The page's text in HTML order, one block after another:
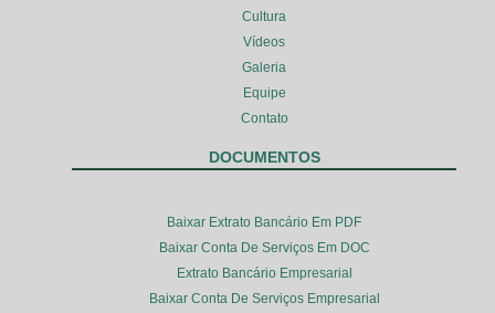
Cultura
Vídeos
Galeria
Equipe
Contato
DOCUMENTOS
Baixar Extrato Bancário Em PDF
Baixar Conta De Serviços Em DOC
Extrato Bancário Empresarial
Baixar Conta De Serviços Empresarial